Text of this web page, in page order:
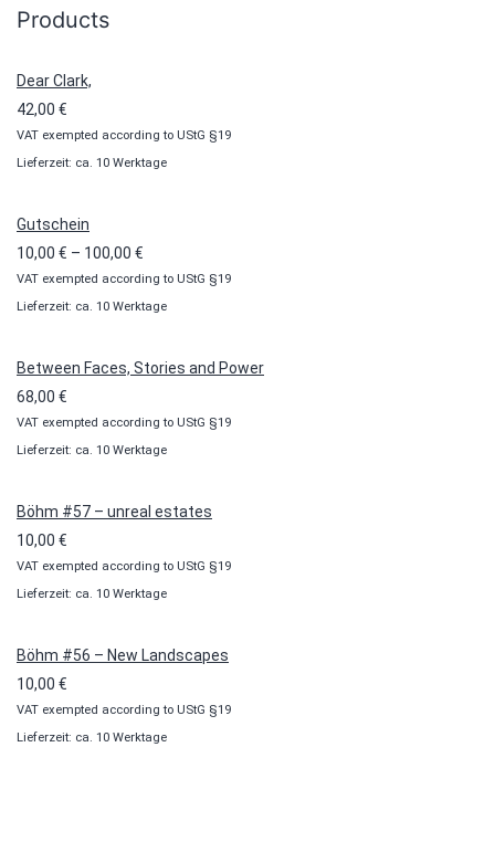
Products
Dear Clark,
42,00 €
VAT exempted according to UStG §19
Lieferzeit: ca. 10 Werktage
Gutschein
10,00 € – 100,00 €
10,00 €
bis
VAT exempted according to UStG §19
Lieferzeit: ca. 10 Werktage
Between Faces, Stories and Power
68,00 €
VAT exempted according to UStG §19
Lieferzeit: ca. 10 Werktage
Böhm #57 – unreal estates
10,00 €
VAT exempted according to UStG §19
Lieferzeit: ca. 10 Werktage
Böhm #56 – New Landscapes
10,00 €
VAT exempted according to UStG §19
Lieferzeit: ca. 10 Werktage